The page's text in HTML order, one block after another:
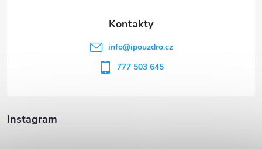
Instagram
info@ipouzdro.cz
777 503 645